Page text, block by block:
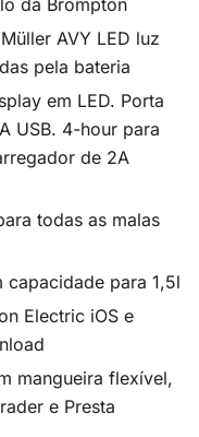
AVY LED luz
pela bateria
em LED. Porta
USB. 4-hour para
de 2A
todas as malas
capacidade para 1,5l
Electric iOS e
mangueira flexível,
e Presta